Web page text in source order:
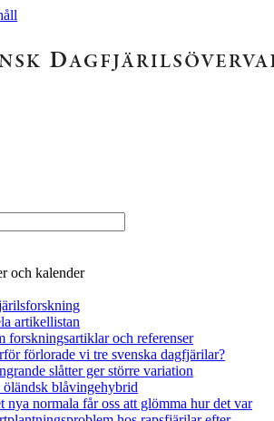
och kalender
artikellistan
forskningsartiklar och referenser
förlorade vi tre svenska dagfjärilar?
slåtter ger större variation
öländsk blåvingehybrid
nya normala får oss att glömma hur det var